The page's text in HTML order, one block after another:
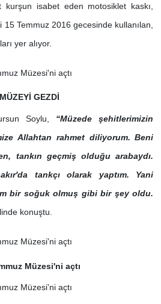
kurşun isabet eden motosiklet kaskı,
15 Temmuz 2016 gecesinde kullanılan,
yer alıyor.
GEZDİ
Soylu, “Müzede şehitlerimizin
Allahtan rahmet diliyorum. Beni
tankın geçmiş olduğu arabaydı.
tankçı olarak yaptım. Yani
bir soğuk olmuş gibi bir şey oldu.
konuştu.